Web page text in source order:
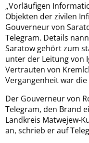
„Vorläufigen
Objekten der zivilen
Gouverneur von
Telegram. Details
Saratow gehört zum
unter der Leitung von
Vertrauten von
Vergangenheit war
Der Gouverneur von
Telegram, den Brand
Landkreis Matwejew-
an, schrieb er auf